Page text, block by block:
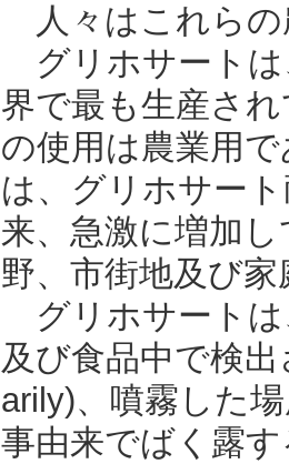
人々はこれらの
グリホサートは
界で最も生産さ
の使用は農業用
は、グリホサー
来、急激に増加
野、市街地及び
グリホサートは
及び食品中で検
arily)、噴霧した
事由来でばく露